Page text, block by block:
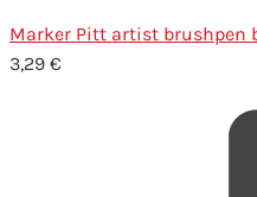
Marker Pitt artist brushpen
3,29 €